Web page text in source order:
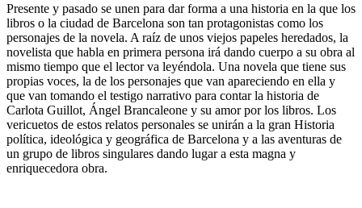
Presente y pasado se unen para dar forma a una historia en la que los
libros o la ciudad de Barcelona son tan protagonistas como los
personajes de la novela. A raíz de unos viejos papeles heredados, la
novelista que habla en primera persona irá dando cuerpo a su obra al
mismo tiempo que el lector va leyéndola. Una novela que tiene sus
propias voces, la de los personajes que van apareciendo en ella y
que van tomando el testigo narrativo para contar la historia de
Carlota Guillot, Ángel Brancaleone y su amor por los libros. Los
vericuetos de estos relatos personales se unirán a la gran Historia
política, ideológica y geográfica de Barcelona y a las aventuras de
un grupo de libros singulares dando lugar a esta magna y
enriquecedora obra.